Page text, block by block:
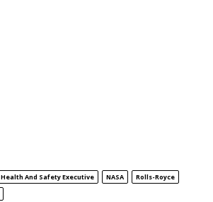
Health And Safety Executive NASA
Rolls-Royce